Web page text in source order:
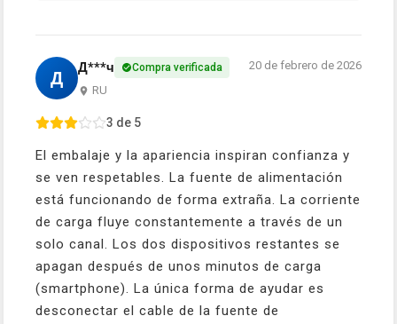
Д Д***ч Compra verificada
RU
20 de febrero de 2026
3 de 5
El embalaje y la apariencia inspiran confianza y
se ven respetables. La fuente de alimentación
está funcionando de forma extraña. La corriente
de carga fluye constantemente a través de un
solo canal. Los dos dispositivos restantes se
apagan después de unos minutos de carga
(smartphone). La única forma de ayudar es
desconectar el cable de la fuente de